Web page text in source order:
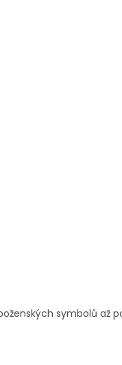
symbolů až